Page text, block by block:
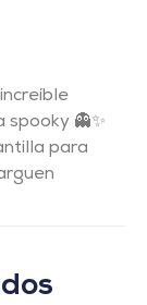
👻✨
para